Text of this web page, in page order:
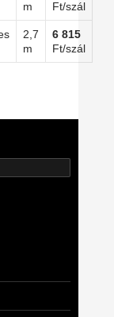
m
Ft/szál
2,7
m
6 815
Ft/szál